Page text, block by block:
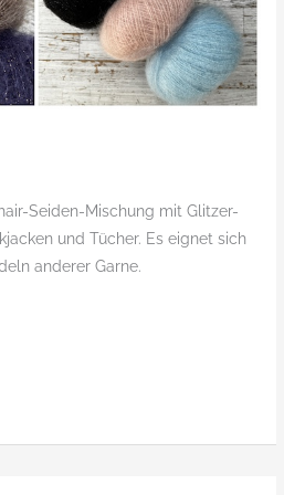
Seiden-Mischung mit Glitzer-
und Tücher. Es eignet sich
anderer Garne.